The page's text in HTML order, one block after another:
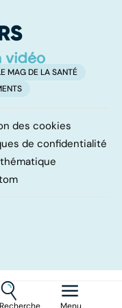
Recherche Menu
MAG DE LA SANTÉ
des cookies
de confidentialité